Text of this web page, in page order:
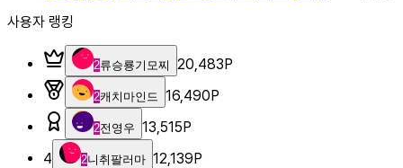
사용자 랭킹
2류승룡기모찌 20,483P
2캐치마인드 16,490P
2전영우 13,515P
4
2니취팔러마 12,139P